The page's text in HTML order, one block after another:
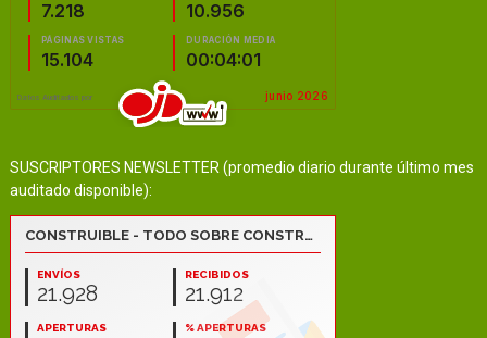
SUSCRIPTORES NEWSLETTER (promedio diario durante último mes
auditado disponible):